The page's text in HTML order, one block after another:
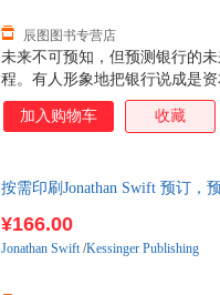
未来不可预知，但预测银行的
程。有人形象地把银行说成是
高点，价值实现空间搬运的过
运的过程，银行的角色是信用
银行》推演了科技金融时代没
术，如中世纪的金匠到21世纪
为我们清晰展示了与银行业相
辰图图书专营店
加入购物车 收藏
按需印刷Jonathan Swift 预订，
¥166.00
Jonathan Swift/Kessinger Publishing